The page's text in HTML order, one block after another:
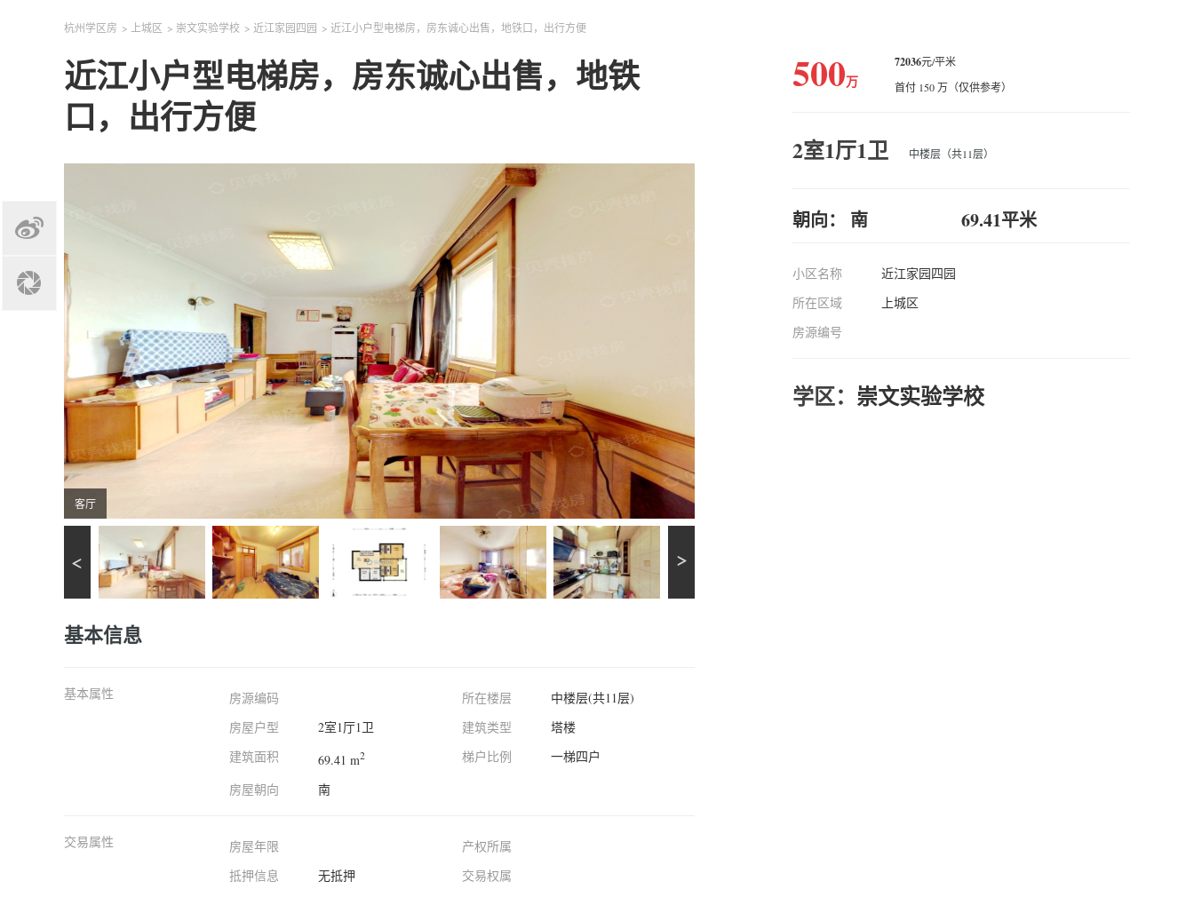
杭州学区房 > 上城区 > 崇文实验学校 > 近江家园四园 > 近江小户型电梯房，房东诚心出售，地铁口，出行方便
近江小户型电梯房，房东诚心出售，地铁
口，出行方便
客厅
基本信息
基本属性
房源编码
房屋户型
2室1厅1卫
建筑面积
69.41 m2
房屋朝向 南
所在楼层
中楼层(共11层)
建筑类型
塔楼
梯户比例
一梯四户
交易属性
房屋年限
抵押信息
无抵押
产权所属
交易权属
500万
72036元/平米
首付 150 万（仅供参考）
2室1厅1卫 中楼层（共11层）
朝向： 南 69.41平米
小区名称
近江家园四园
所在区域
上城区
房源编号
学区： 崇文实验学校